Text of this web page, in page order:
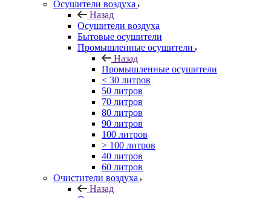
Осушители воздуха
Назад
Осушители воздуха
Бытовые осушители
Промышленные осушители
Назад
Промышленные осушители
< 30 литров
50 литров
70 литров
80 литров
90 литров
100 литров
> 100 литров
40 литров
60 литров
Очистители воздуха
Назад